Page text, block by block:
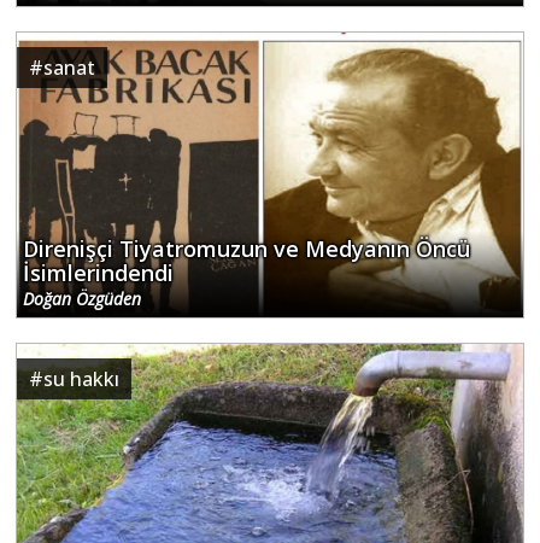
#sanat
Direnişçi Tiyatromuzun ve Medyanın Öncü
İsimlerindendi
Doğan Özgüden
#su hakkı